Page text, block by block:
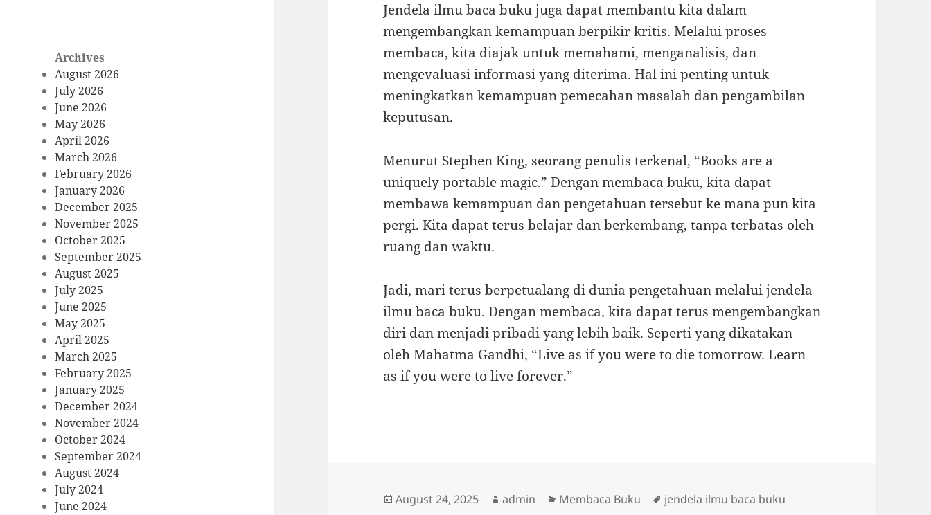
Archives
August 2026
July 2026
June 2026
May 2026
April 2026
March 2026
February 2026
January 2026
December 2025
November 2025
October 2025
September 2025
August 2025
July 2025
June 2025
May 2025
April 2025
March 2025
February 2025
January 2025
December 2024
November 2024
October 2024
September 2024
August 2024
July 2024
June 2024
Jendela ilmu baca buku juga dapat membantu kita dalam
mengembangkan kemampuan berpikir kritis. Melalui proses
membaca, kita diajak untuk memahami, menganalisis, dan
mengevaluasi informasi yang diterima. Hal ini penting untuk
meningkatkan kemampuan pemecahan masalah dan pengambilan
keputusan.
Menurut Stephen King, seorang penulis terkenal, “Books are a
uniquely portable magic.” Dengan membaca buku, kita dapat
membawa kemampuan dan pengetahuan tersebut ke mana pun kita
pergi. Kita dapat terus belajar dan berkembang, tanpa terbatas oleh
ruang dan waktu.
Jadi, mari terus berpetualang di dunia pengetahuan melalui jendela
ilmu baca buku. Dengan membaca, kita dapat terus mengembangkan
diri dan menjadi pribadi yang lebih baik. Seperti yang dikatakan
oleh Mahatma Gandhi, “Live as if you were to die tomorrow. Learn
as if you were to live forever.”
Posted
August 24, 2025 Author
admin Categories
Membaca Buku Tags
jendela ilmu baca buku